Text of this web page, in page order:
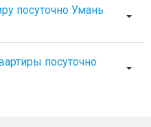
посуточно Умань
посуточно